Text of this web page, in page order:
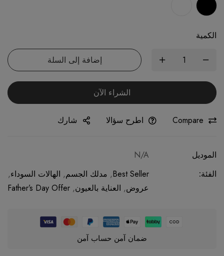
الكمية
إضافة إلى السلة
الشراء الآن
Compare اطرح سؤالا شارك
الموديل
N/A
الفئة:
Best Seller
, مدلك الجسم, الهالات السوداء,
عروض, العناية بالعيون,
Father’s Day Offer
ضمان آمن حساب آمن